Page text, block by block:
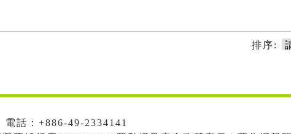
排序:
話：+886-49-2334141